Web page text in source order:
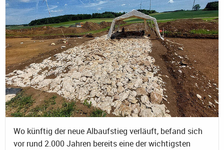
Wo künftig der neue Albaufstieg verläuft, befand sich
vor rund 2.000 Jahren bereits eine der wichtigsten